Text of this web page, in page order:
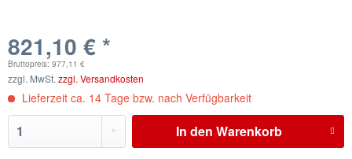
821,10 € *
Bruttopreis: 977,11 €
zzgl. MwSt. zzgl. Versandkosten
Lieferzeit ca. 14 Tage bzw. nach Verfügbarkeit
In den Warenkorb